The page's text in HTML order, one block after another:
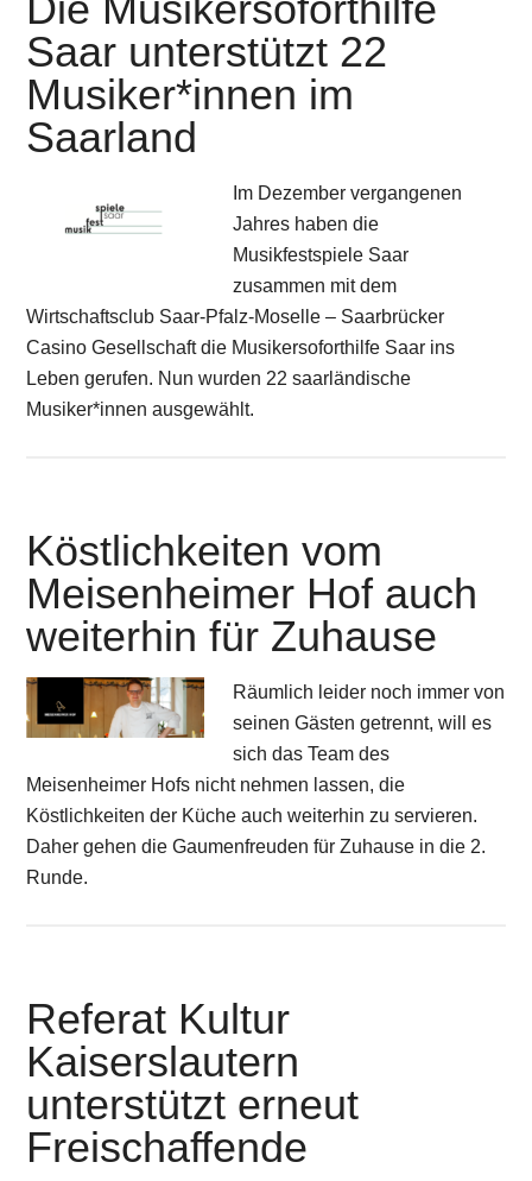
Saar unterstützt 22
Musiker*innen im
Saarland
Im Dezember vergangenen
Jahres haben die
Musikfestspiele Saar
zusammen mit dem
Wirtschaftsclub Saar-Pfalz-Moselle – Saarbrücker
Casino Gesellschaft die Musikersoforthilfe Saar ins
Leben gerufen. Nun wurden 22 saarländische
Musiker*innen ausgewählt.
Köstlichkeiten vom
Meisenheimer Hof auch
weiterhin für Zuhause
Räumlich leider noch immer von
seinen Gästen getrennt, will es
sich das Team des
Meisenheimer Hofs nicht nehmen lassen, die
Köstlichkeiten der Küche auch weiterhin zu servieren.
Daher gehen die Gaumenfreuden für Zuhause in die 2.
Runde.
Referat Kultur
Kaiserslautern
unterstützt erneut
Freischaffende